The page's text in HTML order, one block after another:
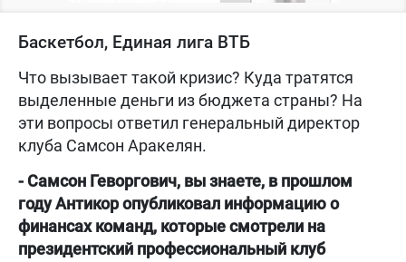
Баскетбол, Единая лига ВТБ
​Что вызывает такой кризис? Куда тратятся
выделенные деньги из бюджета страны? На
эти вопросы ответил генеральный директор
клуба Самсон Аракелян.
- Самсон Геворгович, вы знаете, в прошлом
году Антикор опубликовал информацию о
финансах команд, которые смотрели на
президентский профессиональный клуб